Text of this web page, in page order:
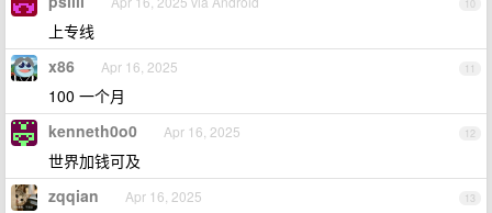
10
上专线
11
x86 Apr 16, 2025
100 一个月
12
kenneth0o0 Apr 16, 2025
世界加钱可及
13
zqqian Apr 16, 2025